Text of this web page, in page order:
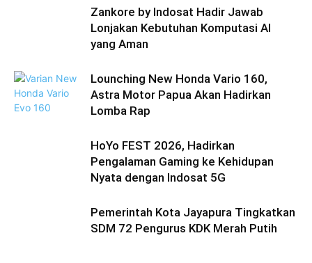
Zankore by Indosat Hadir Jawab
Lonjakan Kebutuhan Komputasi AI
yang Aman
Lounching New Honda Vario 160,
Astra Motor Papua Akan Hadirkan
Lomba Rap
HoYo FEST 2026, Hadirkan
Pengalaman Gaming ke Kehidupan
Nyata dengan Indosat 5G
Pemerintah Kota Jayapura Tingkatkan
SDM 72 Pengurus KDK Merah Putih